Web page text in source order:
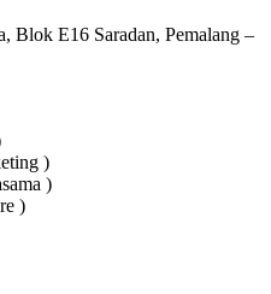
Blok E16 Saradan, Pemalang –
)
)
)